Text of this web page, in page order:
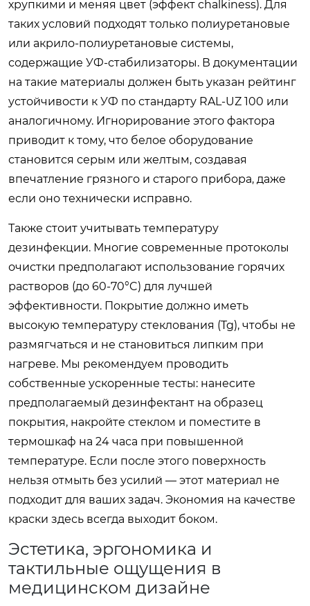
хрупкими и меняя цвет (эффект chalkiness). Для
таких условий подходят только полиуретановые
или акрило-полиуретановые системы,
содержащие УФ-стабилизаторы. В документации
на такие материалы должен быть указан рейтинг
устойчивости к УФ по стандарту RAL-UZ 100 или
аналогичному. Игнорирование этого фактора
приводит к тому, что белое оборудование
становится серым или желтым, создавая
впечатление грязного и старого прибора, даже
если оно технически исправно.
Также стоит учитывать температуру
дезинфекции. Многие современные протоколы
очистки предполагают использование горячих
растворов (до 60-70°C) для лучшей
эффективности. Покрытие должно иметь
высокую температуру стеклования (Tg), чтобы не
размягчаться и не становиться липким при
нагреве. Мы рекомендуем проводить
собственные ускоренные тесты: нанесите
предполагаемый дезинфектант на образец
покрытия, накройте стеклом и поместите в
термошкаф на 24 часа при повышенной
температуре. Если после этого поверхность
нельзя отмыть без усилий — этот материал не
подходит для ваших задач. Экономия на качестве
краски здесь всегда выходит боком.
Эстетика, эргономика и
тактильные ощущения в
медицинском дизайне